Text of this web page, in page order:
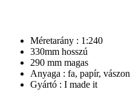
Méretarány : 1:240
330mm hosszú
290 mm magas
Anyaga : fa, papír, vászon
Gyártó : I made it